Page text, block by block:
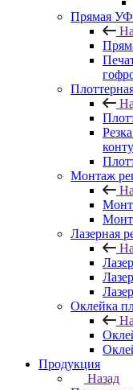
Прямая
Монтаж
Лазерная
Оклейка
Продукция
Назад